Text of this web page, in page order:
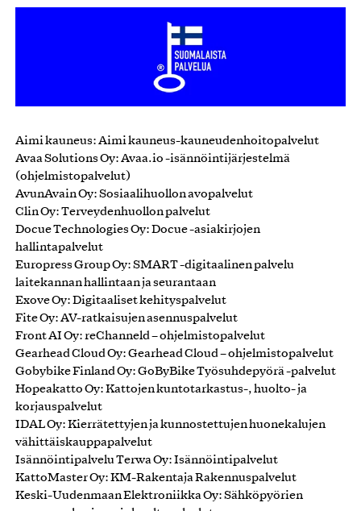
Aimi kauneus: Aimi kauneus-kauneudenhoitopalvelut
Avaa Solutions Oy: Avaa.io -isännöintijärjestelmä
(ohjelmistopalvelut)
AvunAvain Oy: Sosiaalihuollon avopalvelut
Clin Oy: Terveydenhuollon palvelut
Docue Technologies Oy: Docue -asiakirjojen
hallintapalvelut
Europress Group Oy: SMART -digitaalinen palvelu
laitekannan hallintaan ja seurantaan
Exove Oy: Digitaaliset kehityspalvelut
Fite Oy: AV-ratkaisujen asennuspalvelut
Front AI Oy: reChanneld – ohjelmistopalvelut
Gearhead Cloud Oy: Gearhead Cloud – ohjelmistopalvelut
Gobybike Finland Oy: GoByBike Työsuhdepyörä -palvelut
Hopeakatto Oy: Kattojen kuntotarkastus-, huolto- ja
korjauspalvelut
IDAL Oy: Kierrätettyjen ja kunnostettujen huonekalujen
vähittäiskauppapalvelut
Isännöintipalvelu Terwa Oy: Isännöintipalvelut
KattoMaster Oy: KM-Rakentaja Rakennuspalvelut
Keski-Uudenmaan Elektroniikka Oy: Sähköpyörien